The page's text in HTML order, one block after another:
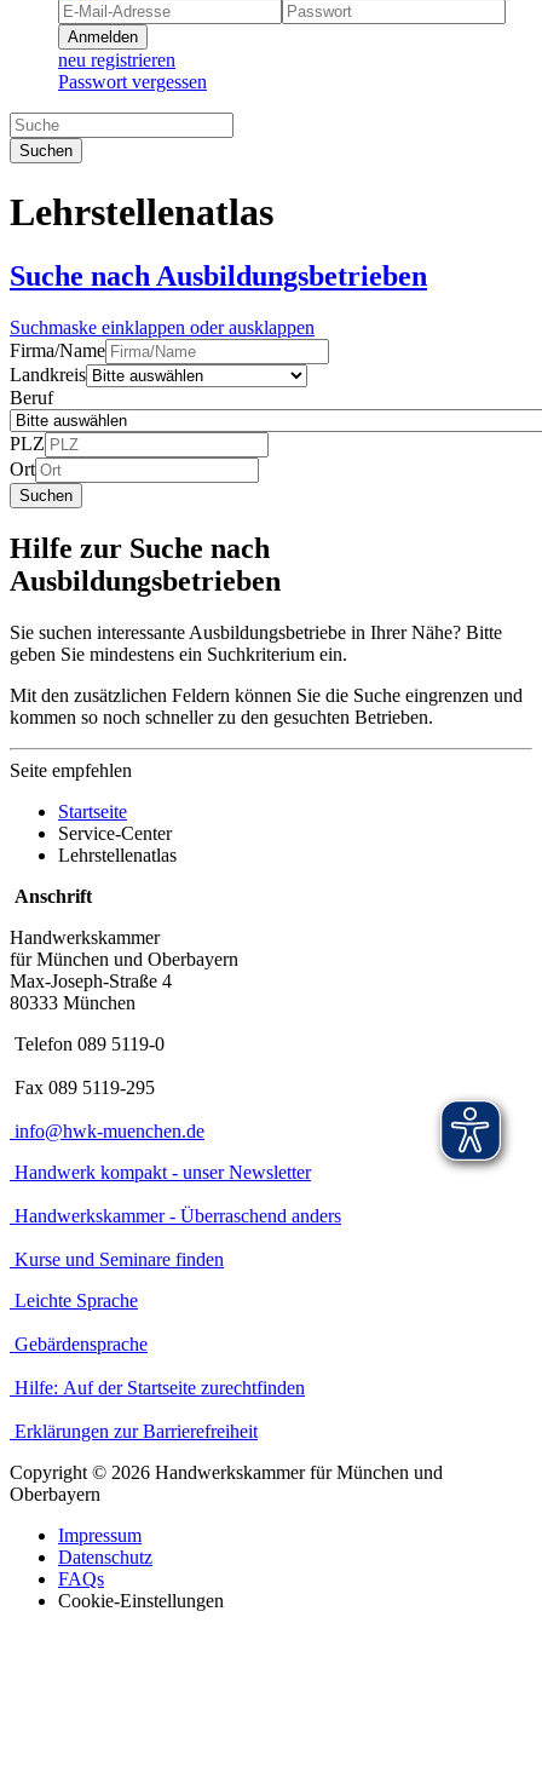
Anmelden
neu registrieren
Passwort vergessen
Suchen
Lehrstellenatlas
Suche nach Ausbildungsbetrieben
Suchmaske einklappen oder ausklappen
Firma/Name
Landkreis
Beruf
PLZ
Ort
Suchen
Hilfe zur Suche nach
Ausbildungsbetrieben
Sie suchen interessante Ausbildungsbetriebe in Ihrer Nähe? Bitte
geben Sie mindestens ein Suchkriterium ein.
Mit den zusätzlichen Feldern können Sie die Suche eingrenzen und
kommen so noch schneller zu den gesuchten Betrieben.
Seite empfehlen
Startseite
Service-Center
Lehrstellenatlas
Anschrift
Handwerkskammer
für München und Oberbayern
Max-Joseph-Straße 4
80333 München
Telefon 089 5119-0
Fax 089 5119-295
info@hwk-muenchen.de
Handwerk kompakt - unser Newsletter
Handwerkskammer - Überraschend anders
Kurse und Seminare finden
Leichte Sprache
Gebärdensprache
Hilfe: Auf der Startseite zurechtfinden
Erklärungen zur Barrierefreiheit
Copyright © 2026 Handwerkskammer für München und
Oberbayern
Impressum
Datenschutz
FAQs
Cookie-Einstellungen